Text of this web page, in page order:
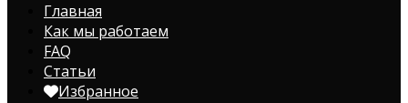
Главная
Как мы работаем
FAQ
Статьи
Избранное